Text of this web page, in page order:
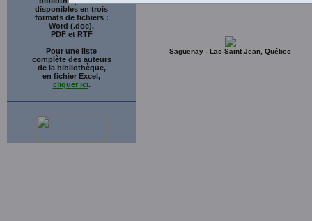
disponibles en trois
formats de fichiers :
Word (.doc),
PDF et RTF
Pour une liste
complète des auteurs
de la bibliothèque,
en fichier Excel,
cliquer ici.
Saguenay - Lac-Saint-Jean, Québec